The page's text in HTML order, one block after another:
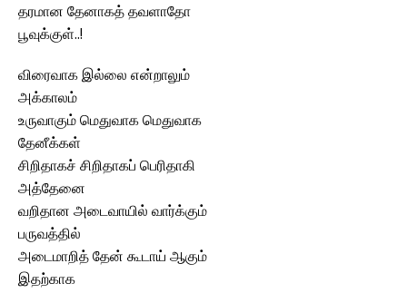
தரமான தேனாகத் தவளாதோ
பூவுக்குள்..!
விரைவாக இல்லை என்றாலும்
அக்காலம்
உருவாகும் மெதுவாக மெதுவாக
தேனீக்கள்
சிறிதாகச் சிறிதாகப் பெரிதாகி
அத்தேனை
வறிதான அடைவாயில் வார்க்கும்
பருவத்தில்
அடைமாறித் தேன் கூடாய் ஆகும்
இதற்காக